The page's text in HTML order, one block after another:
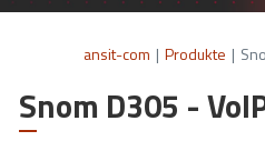
ansit-com | Produkte |
Snom D305 -